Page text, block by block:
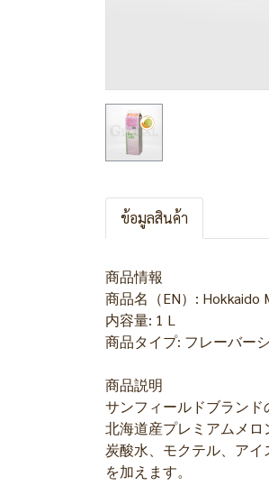
ข้อมูลสินค้า
商品情報
商品名（EN）: Hokkaido
内容量: 1 L
商品タイプ: フレーバー
商品説明
サンフィールドブランド
北海道産プレミアムメロ
炭酸水、モクテル、ア
を加えます。